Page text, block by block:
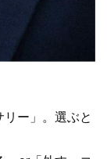
ー」。選ぶと